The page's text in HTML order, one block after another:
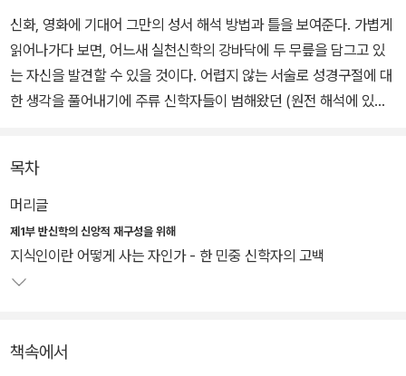
신화, 영화에 기대어 그만의 성서 해석 방법과 틀을 보여준다. 가볍게
읽어나가다 보면, 어느새 실천신학의 강바닥에 두 무릎을 담그고 있
는 자신을 발견할 수 있을 것이다. 어렵지 않는 서술로 성경구절에 대
한 생각을 풀어내기에 주류 신학자들이 범해왔던 (원전 해석에 있어
'재개발 지구'라는 글에서는 후배 시인이 썼다는 시를 해설해주며, 80
년대 학생운동의 주역들이 자본주의 속에서 어떻게 (먼저) 버려지고
베이는가에 대해서 이야기했다. 베이기 전에 잘라내야 한다는 강한
의지가 담긴 글이다.
부의 소재이다. 기독교에 문외한인 이들도 쉽게 읽을 수 있게끔 에세
목차
머리글
제1부 반신학의 신앙적 재구성을 위해
지식인이란 어떻게 사는 자인가 - 한 민중 신학자의 고백
책속에서